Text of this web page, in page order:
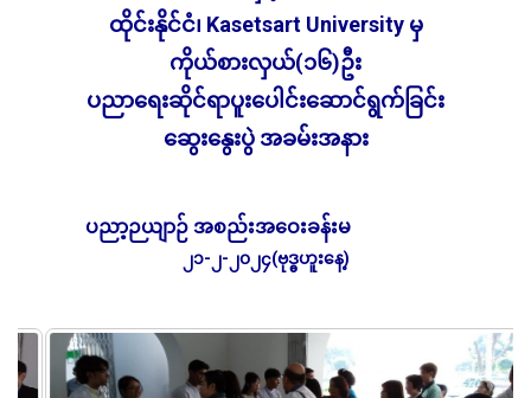
ထိုင်းနိုင်ငံ၊ Kasetsart University မှ
ကိုယ်စားလှယ်(၁၆)ဦး
ပညာရေးဆိုင်ရာပူးပေါင်းဆောင်ရွက်ခြင်း
ဆွေးနွေးပွဲ အခမ်းအနား
ပညာ့ဉယျာဉ် အစည်းအဝေးခန်းမ
၂၁-၂-၂၀၂၄(ဗုဒ္ဓဟူးနေ့)